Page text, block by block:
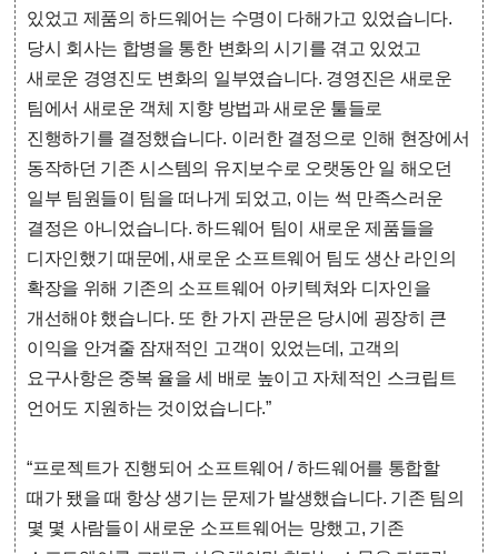
있었고 제품의 하드웨어는 수명이 다해가고 있었습니다.
당시 회사는 합병을 통한 변화의 시기를 겪고 있었고
새로운 경영진도 변화의 일부였습니다. 경영진은 새로운
팀에서 새로운 객체 지향 방법과 새로운 툴들로
진행하기를 결정했습니다. 이러한 결정으로 인해 현장에서
동작하던 기존 시스템의 유지보수로 오랫동안 일 해오던
일부 팀원들이 팀을 떠나게 되었고, 이는 썩 만족스러운
결정은 아니었습니다. 하드웨어 팀이 새로운 제품들을
디자인했기 때문에, 새로운 소프트웨어 팀도 생산 라인의
확장을 위해 기존의 소프트웨어 아키텍쳐와 디자인을
개선해야 했습니다. 또 한 가지 관문은 당시에 굉장히 큰
이익을 안겨줄 잠재적인 고객이 있었는데, 고객의
요구사항은 중복 율을 세 배로 높이고 자체적인 스크립트
언어도 지원하는 것이었습니다.”
“프로젝트가 진행되어 소프트웨어 / 하드웨어를 통합할
때가 됐을 때 항상 생기는 문제가 발생했습니다. 기존 팀의
몇 몇 사람들이 새로운 소프트웨어는 망했고, 기존